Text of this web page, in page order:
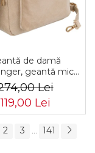
de damă
geantă mică
piele ecologică,
bej cu fermoar la
Peterson PTR-PTN
P-7717-D.BE
Lei
119,00 Lei
2 3 ... 141